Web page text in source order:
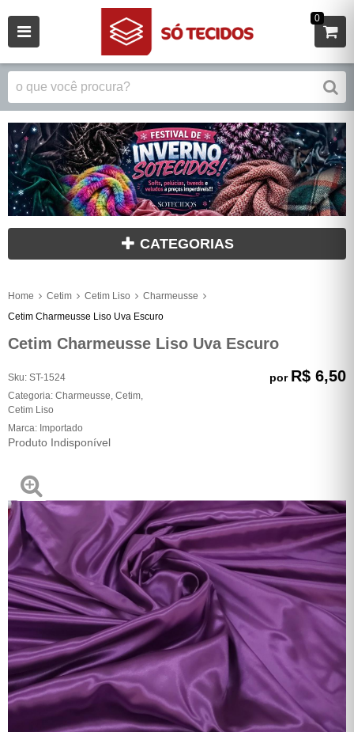
0
CATEGORIAS
Home Cetim Cetim Liso
Charmeusse
Cetim Charmeusse Liso Uva Escuro
Cetim Charmeusse Liso Uva Escuro
Sku: ST-1524
Categoria: Charmeusse Cetim
Cetim Liso
Marca: Importado
Produto Indisponível
por R$ 6,50